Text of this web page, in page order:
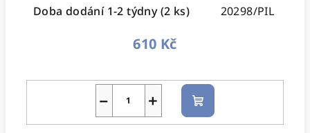
Doba dodání 1-2 týdny(2 ks) 20298/PIL
610 Kč
+
− Do
košíku